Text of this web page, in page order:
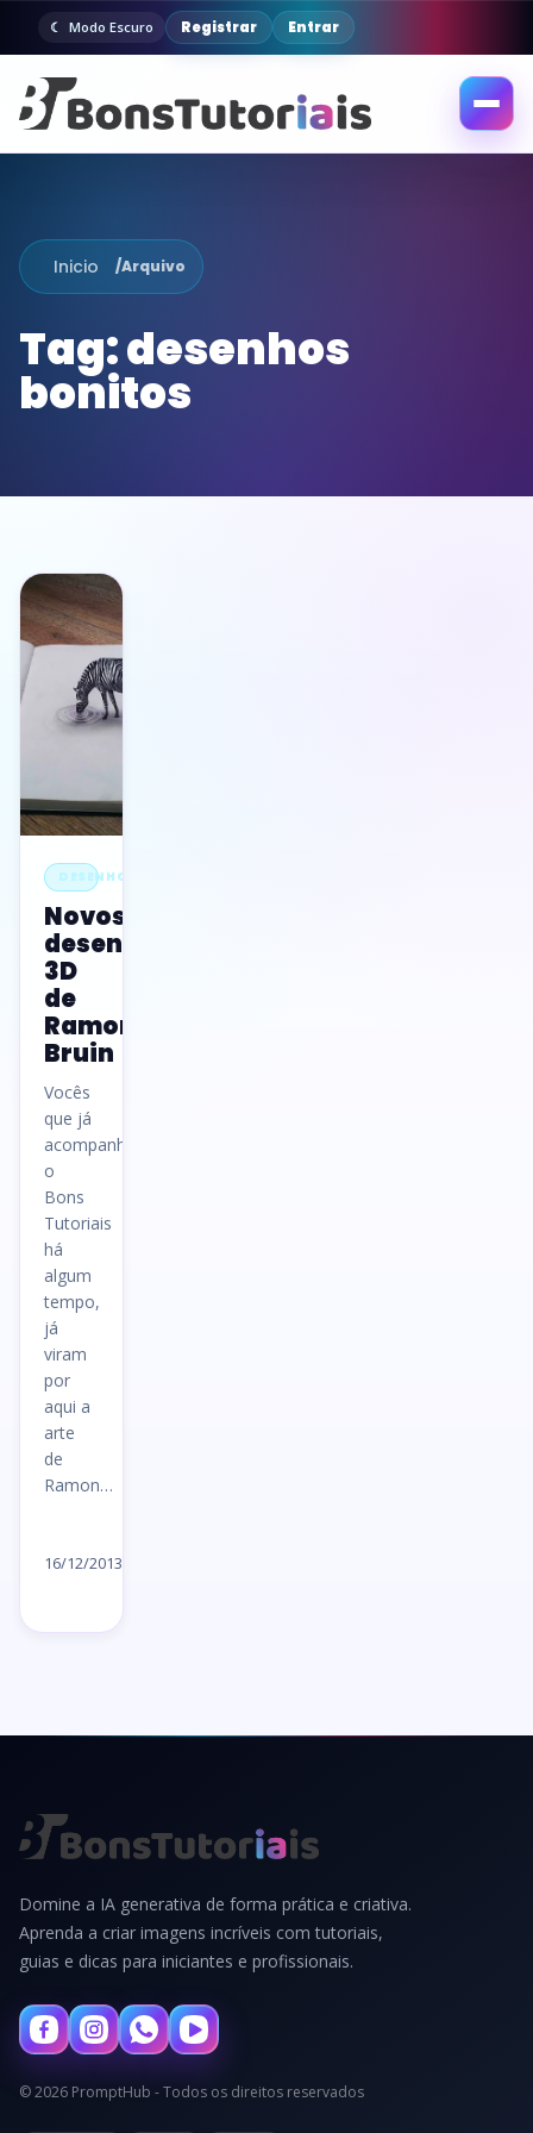
Modo Escuro Registrar Entrar
Abrir
Inicio /Arquivo
Tag:desenhos
bonitos
DESENHOS
Novos
desenhos
3D
de
Ramon
Bruin
Vocês
que já
acompanham
o
Bons
Tutoriais
há
algum
tempo,
já
viram
por
aqui a
arte
de
Ramon…
16/12/2013
Domine a IA generativa de forma prática e criativa.
Aprenda a criar imagens incríveis com tutoriais,
guias e dicas para iniciantes e profissionais.
© 2026 PromptHub - Todos os direitos reservados